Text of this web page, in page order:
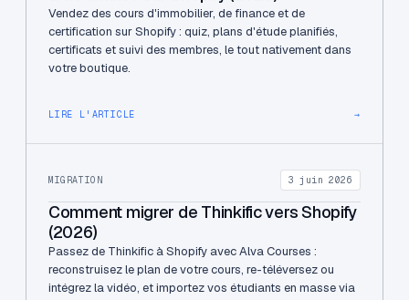
Vendez des cours d'immobilier, de finance et de
certification sur Shopify : quiz, plans d'étude planifiés,
certificats et suivi des membres, le tout nativement dans
votre boutique.
LIRE L'ARTICLE →
MIGRATION 3 juin 2026
Comment migrer de Thinkific vers Shopify
(2026)
Passez de Thinkific à Shopify avec Alva Courses :
reconstruisez le plan de votre cours, re-téléversez ou
intégrez la vidéo, et importez vos étudiants en masse via